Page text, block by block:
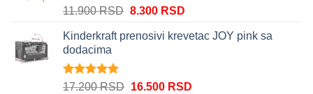
7.900 RSD.
Ocenjeno
11.900RSD Originalna
je
8.300 RSDTrenutna
je:
Kinderkraft prenosivi krevetac JOY pink sa
dodacima
Ocenjeno
17.200RSD Originalna
16.500 RSDTrenutna